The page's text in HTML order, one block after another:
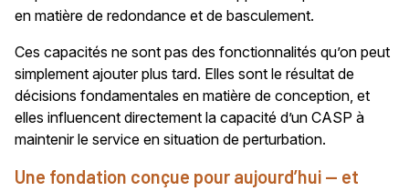
en matière de redondance et de basculement.
Ces capacités ne sont pas des fonctionnalités qu’on peut
simplement ajouter plus tard. Elles sont le résultat de
décisions fondamentales en matière de conception, et
elles influencent directement la capacité d’un CASP à
maintenir le service en situation de perturbation.
Une fondation conçue pour aujourd’hui — et